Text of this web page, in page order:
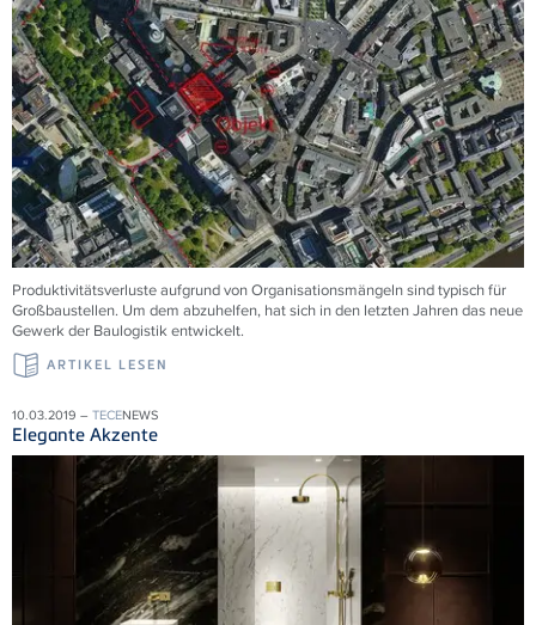
Produktivitätsverluste aufgrund von Organisationsmängeln sind typisch für
Großbaustellen. Um dem abzuhelfen, hat sich in den letzten Jahren das neue
Gewerk der Baulogistik entwickelt.
ARTIKEL LESEN
10.03.2019 – TECENEWS
Elegante Akzente